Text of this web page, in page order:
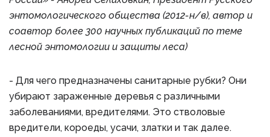
энтомологического общества (2012-н/в), автор и
соавтор более 300 научных публикаций по теме
лесной энтомологии и защиты леса)
- Для чего предназначены санитарные рубки? Они
убирают зараженные деревья с различными
заболеваниями, вредителями. Это стволовые
вредители, короеды, усачи, златки и так далее.